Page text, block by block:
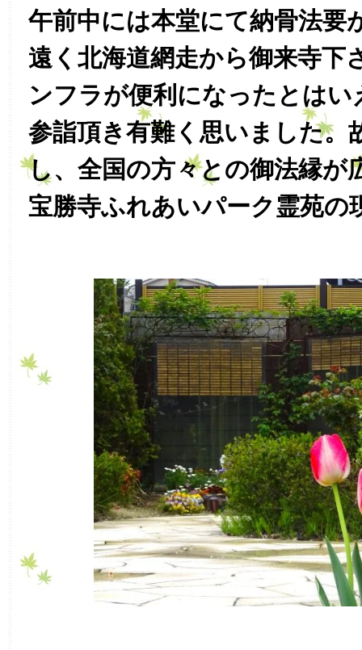
午前中には本堂にて納骨法要
遠く北海道網走から御来寺下
ンフラが便利になったとはい
参詣頂き有難く思いました。
し、全国の方々との御法縁が
宝勝寺ふれあいパーク霊苑の